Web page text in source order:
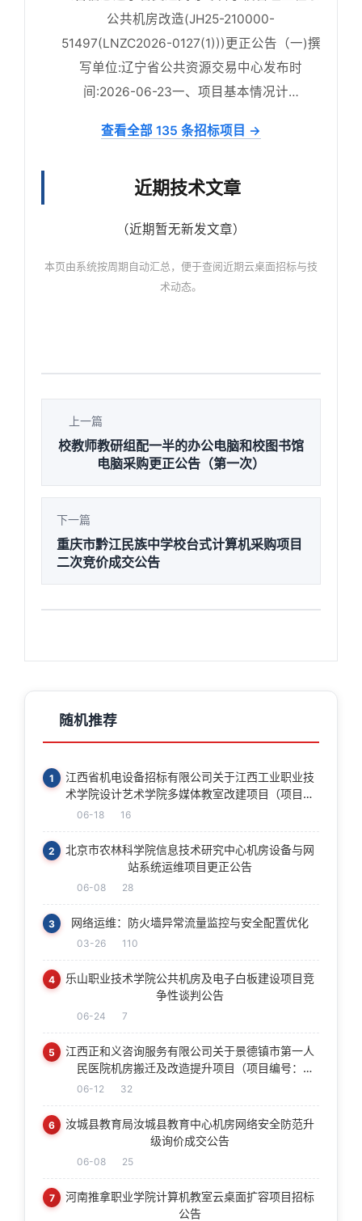
公共机房改造(JH25-210000-
51497(LNZC2026-0127(1)))更正公告（一)撰
写单位:辽宁省公共资源交易中心发布时
间:2026-06-23一、项目基本情况计…
查看全部 135 条招标项目 →
近期技术文章
（近期暂无新发文章）
本页由系统按周期自动汇总，便于查阅近期云桌面招标与技
术动态。
上一篇
校教师教研组配一半的办公电脑和校图书馆
电脑采购更正公告（第一次）
下一篇
重庆市黔江民族中学校台式计算机采购项目
二次竞价成交公告
随机推荐
1
江西省机电设备招标有限公司关于江西工业职业技
术学院设计艺术学院多媒体教室改建项目（项目编
号：JXTC2026070173）竞争性谈判公告
06-18 16
2
北京市农林科学院信息技术研究中心机房设备与网
站系统运维项目更正公告
06-08 28
3 网络运维：防火墙异常流量监控与安全配置优化
03-26 110
4
乐山职业技术学院公共机房及电子白板建设项目竞
争性谈判公告
06-24 7
5
江西正和义咨询服务有限公司关于景德镇市第一人
民医院机房搬迁及改造提升项目（项目编号：
JXZHY2026042号）公开招标采购公告
06-12 32
6
汝城县教育局汝城县教育中心机房网络安全防范升
级询价成交公告
06-08 25
7
河南推拿职业学院计算机教室云桌面扩容项目招标
公告